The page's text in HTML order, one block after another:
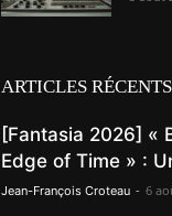
ARTICLES RÉCENTS
[Fantasia 2026] «
Edge of Time » :
Jean-François Croteau - 6